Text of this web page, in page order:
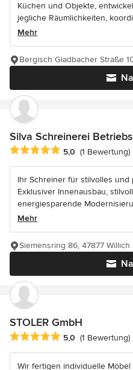
Küchen und Objekte,
jegliche Räumlichkeiten,
Mehr
Bergisch Gladbacher Straße
Silva Schreinerei
Durchschnittliche Bewertung:
5,0 (1 Bewertung)
Ihr Schreiner für stilvolles und
Exklusiver Innenausbau,
energiesparende
Mehr
Siemensring 86, 47877 Willich
STOLER GmbH
Durchschnittliche Bewertung:
5,0 (1 Bewertung)
Wir fertigen individuelle Möbel